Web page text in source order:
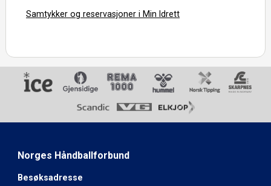
Samtykker og reservasjoner i Min Idrett
Norges Håndballforbund
Besøksadresse